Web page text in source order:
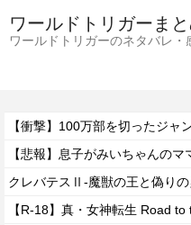
ワールドトリガーま
ワールドトリガーのネタバレ・